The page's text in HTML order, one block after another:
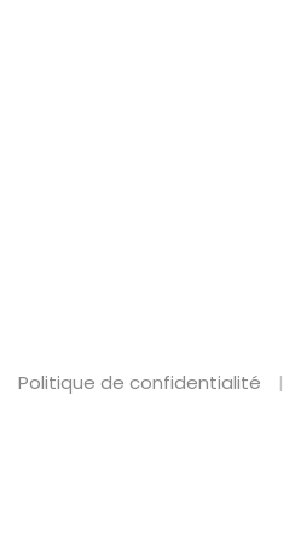
Politique de confidentialité